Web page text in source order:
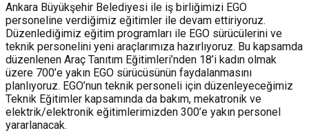
Ankara Büyükşehir Belediyesi ile iş birliğimizi EGO
personeline verdiğimiz eğitimler ile devam ettiriyoruz.
Düzenlediğimiz eğitim programları ile EGO sürücülerini ve
teknik personelini yeni araçlarımıza hazırlıyoruz. Bu kapsamda
düzenlenen Araç Tanıtım Eğitimleri’nden 18’i kadın olmak
üzere 700’e yakın EGO sürücüsünün faydalanmasını
planlıyoruz. EGO’nun teknik personeli için düzenleyeceğimiz
Teknik Eğitimler kapsamında da bakım, mekatronik ve
elektrik/elektronik eğitimlerimizden 300’e yakın personel
yararlanacak.